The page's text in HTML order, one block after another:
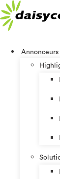
Aller
au
contenu
Annonceurs